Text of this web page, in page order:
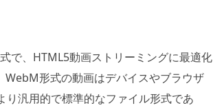
で、HTML5動画ストリーミングに最適化
形式の動画はデバイスやブラウザ
汎用的で標準的なファイル形式であ